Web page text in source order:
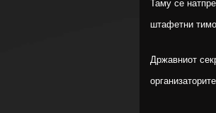
Таму се
штафетни
Државниот